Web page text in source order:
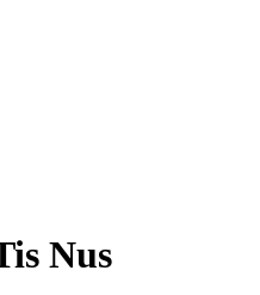
Nus